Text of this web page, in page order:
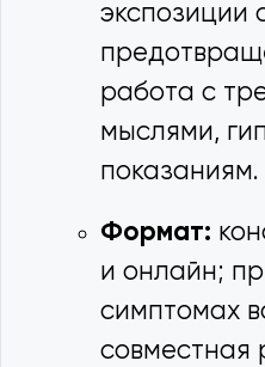
экспозиции
работа с
мыслями,
показаниям.
Формат:
и онлайн;
симптомах
совместная